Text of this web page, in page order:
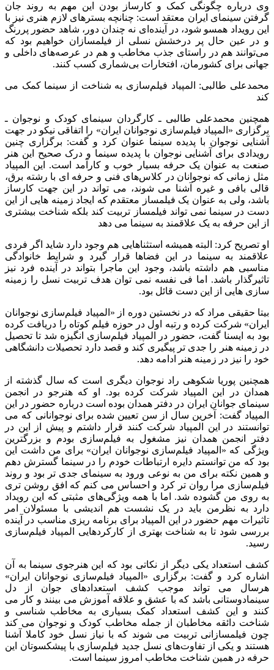
وی درباره چگونگی کمک و کارساز بودن این مهم به روند جان
گرفتن سینمای ایران معتقد است: چنانچه بسترهای لازم هنری نیز با
این رویداد همسو شود، در آینده‌ای نه چندان دور، شاهد حضور پررنگ
و در عین حال پر درخشش نسلی از فیلمسازان خواهیم بود که
می‌توانند هم در راستای جذب مخاطب و هم در عرصه‌های داخلی و
جهانی برای کشورمان، افتخارات بی‌شماری کسب کنند.
محمدعلی طالبی: المپیاد فیلم‌سازی به شناخت از سینما کمک می
کند
همچنین محمدعلی طالبی ـ کارگردان سینمای کودک و نوجوان ـ
برگزاری «المپیاد فیلم‌سازی نوجوانان ایران» را اتفاقی نیکو در جهت
آشنایی نوجوان با پدیده سینما عنوان کرد و گفت: برگزاری چنین
رویدادی برای آشنایی نوجوان با پدیده سینما و درک صحیح این هنر
صنعت به عنوان یک حرفه بسیار خوب و کارآمد است. این المپیاد
مثل زمانی که نوجوانان در کلاس‌های فنی و حرفه ای با رشته برق،
قالی بافی و غیره آشنا می شوند، می تواند در این جهت کارساز
باشد، ولی به عنوان یک فیلمساز معتقدم که ایجاد زمینه هایی از این
دست در سینما نمی تواند فیلمساز تربیت کند بلکه شناخت بیشتری
از این حرفه به یک علاقمند به سینما می دهد
او تصریح کرد: البته همیشه استثناهایی هم وجود دارد شاید اگر فردی
علاقمند به سینما در این فضاها قرار گیرد و شرایط خانوادگی
مناسبی هم داشته باشد، وجود این ماجرا بتواند در آینده فرد نیز
تاثیرگذار باشد. اما فی نفسه نمی توان هدف تربیت نسل را زمینه
سازی هایی از این دست قائل بود.
بیتا حقیقی مراد که در نخستین دوره از «المپیاد فیلم‌سازی نوجوانان
ایران» شرکت کرده و رتبه اول در حوزه فیلم کوتاه را دریافت کرده
بود به ایسنا گفت، حضور در المپیاد فیلم‌سازی انگیزه شد تا تحصیل
در زمینه هنر را جدی تر پیگیری کند و قصد دارد تحصیلات دانشگاهی
خود را نیز در زمینه هنر ادامه دهد.
همچنین پوریا شکوهی راد نوجوان دیگری است که سال گذشته از
همدان در این المپیاد شرکت کرده بود. او که هنرجو در انجمن
سینمای جوانان ایران در دفتر همدان بوده است درباره حضور در این
المپیاد گفت: آخرین سال از سن تعیین شده برای نوجوانانی که می
توانستند در این المپیاد شرکت کنند قرار داشتم و پیش از این در
دفتر انجمن همدان نیز مشغول به فیلم‌سازی بودم و بزرگترین
ویژگی که «المپیاد فیلم‌سازی نوجوانان ایران» برای من داشت این
بود که من توانستم دایره ارتباطات خودم را در سینما گسترش دهم
و همین نکته برای من به نوعی ورود به سینمای جدی تر بود و روند
فیلم‌سازی مرا روان تر کرد و احساس می کنم که افق روشن تری
به روی من گشوده شد. اما با همه ویژگی‌های مثبتی که این رویداد
دارد به نظرمن باید در یک نشست هم اندیشی با مسئولان امر
تاثیرات مهم حضور در این المپیاد برای برنامه ریزی مناسب در آینده
بررسی شود تا به شناخت بهتری از کارکردهایی المپیاد فیلم‌سازی
رسید.
کشف استعداد یکی دیگر از نکاتی بود که این هنرجوی سینما به آن
اشاره کرد و گفت: برگزاری «المپیاد فیلم‌سازی نوجوانان ایران»
هرسال می تواند موجب کشف استعدادهای جوان از دل
سینمادوستانی باشد که با عشق و علاقه آموزش می بینند و کار می
کنند و این کشف استعداد کمک بسیاری به مخاطب شناسی و
شناخت دائقه مخاطبان از جمله مخاطب کودک و نوجوان می کند
چون فیلمسازانی تربیت می شوند که با نیاز نسل خود کاملا آشنا
هستند و یکی از تفاوت‌های نسل جدید فیلم‌سازی با پیشکسوتان این
حرفه در همین شناخت مخاطب امروز سینما است.